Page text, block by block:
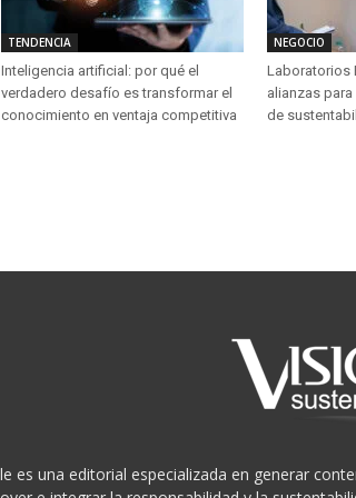
TENDENCIA
Inteligencia artificial: por qué el
verdadero desafío es transformar el
conocimiento en ventaja competitiva
NEGOCIO
Laboratorios
alianzas
de
es una editorial especializada en generar